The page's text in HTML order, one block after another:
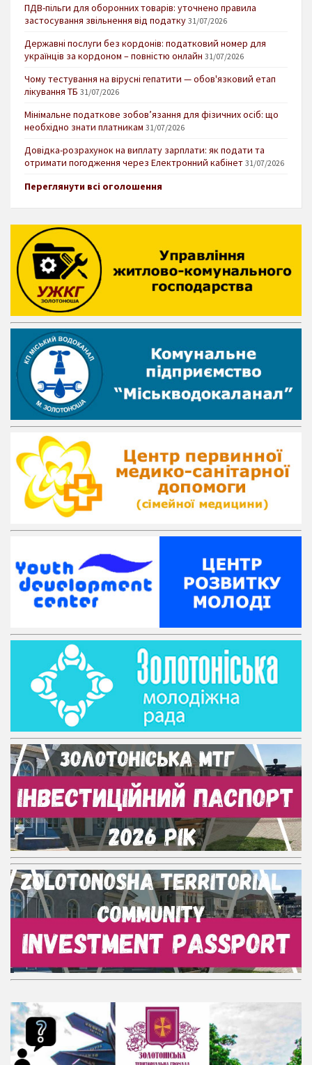
ПДВ-пільги для оборонних товарів: уточнено правила
застосування звільнення від податку 31/07/2026
Державні послуги без кордонів: податковий номер для
українців за кордоном – повністю онлайн 31/07/2026
Чому тестування на вірусні гепатити — обов'язковий етап
лікування ТБ 31/07/2026
Мінімальне податкове зобов’язання для фізичних осіб: що
необхідно знати платникам 31/07/2026
Довідка-розрахунок на виплату зарплати: як подати та
отримати погодження через Електронний кабінет 31/07/2026
Переглянути всі оголошення